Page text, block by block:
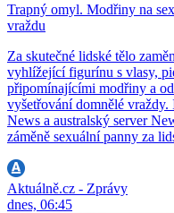
Trapný omyl. Modřiny na
vraždu
Za skutečné lidské tělo
vyhlížející figurínu s vlasy,
připomínajícími modřiny a
vyšetřování domnělé
News a australský server
záměně sexuální panny za
Aktuálně.cz - Zprávy
dnes, 06:45